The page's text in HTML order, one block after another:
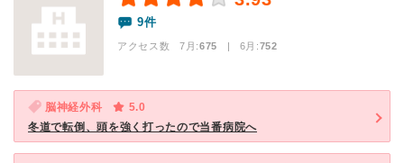
9件
アクセス数 7月:675 | 6月:752
脳神経外科
5.0
冬道で転倒、頭を強く打ったので当番病院へ